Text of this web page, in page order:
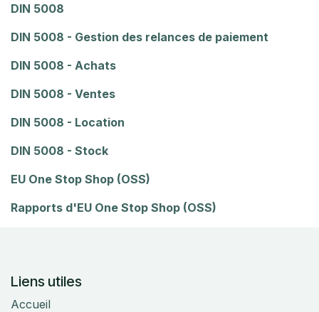
DIN 5008
DIN 5008 - Gestion des relances de paiement
DIN 5008 - Achats
DIN 5008 - Ventes
DIN 5008 - Location
DIN 5008 - Stock
EU One Stop Shop (OSS)
Rapports d'EU One Stop Shop (OSS)
Liens utiles
Accueil